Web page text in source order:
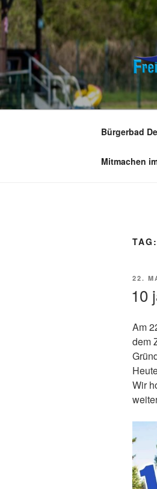
Zum
Inhalt
springen
Bürgerbad
Mitmachen
TAG:
22.
10
Am
dem
Wir